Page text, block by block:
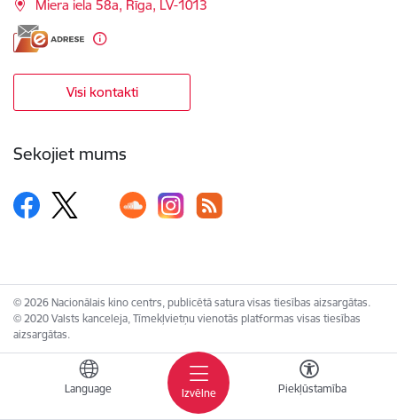
Izvēlne
Language Piekļūstamība
Miera iela 58a, Rīga, LV-1013
Visi kontakti
Sekojiet mums
© 2026 Nacionālais kino centrs, publicētā satura visas tiesības aizsargātas.
© 2020 Valsts kanceleja, Tīmekļvietņu vienotās platformas visas tiesības
aizsargātas.